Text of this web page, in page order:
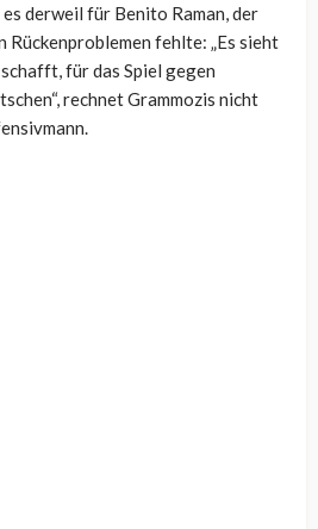
derweil für Benito Raman, der
Rückenproblemen fehlte: „Es sieht
für das Spiel gegen
rechnet Grammozis nicht